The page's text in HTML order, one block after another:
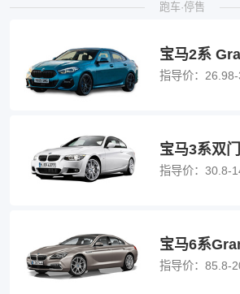
跑车·停售
宝马2系
指导价：
宝马3系双门
指导价： 30.8-
宝马6系
指导价： 85.8-